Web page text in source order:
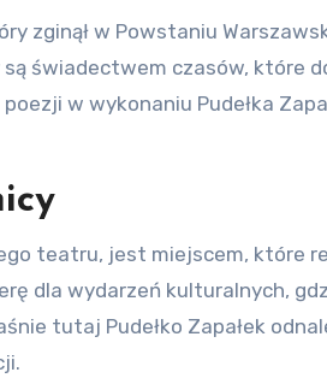
zginął w Powstaniu
świadectwem czasów, które
w wykonaniu Pudełka
teatru, jest miejscem, które
dla wydarzeń kulturalnych,
tutaj Pudełko Zapałek